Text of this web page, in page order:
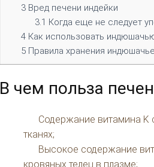
3 Вред печени индейки
3.1 Когда еще не следует
4 Как использовать
5 Правила хранения
В чем польза
Содержание витамина K
тканях;
Высокое содержание
кровяных телец в плазме;